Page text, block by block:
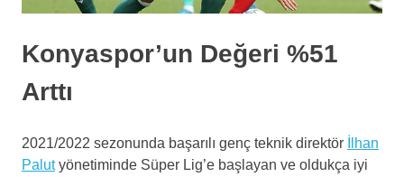
Konyaspor’un Değeri %51
Arttı
2021/2022 sezonunda başarılı genç teknik direktör
İlhan
Palutyönetiminde Süper Lig’e başlayan ve oldukça iyi